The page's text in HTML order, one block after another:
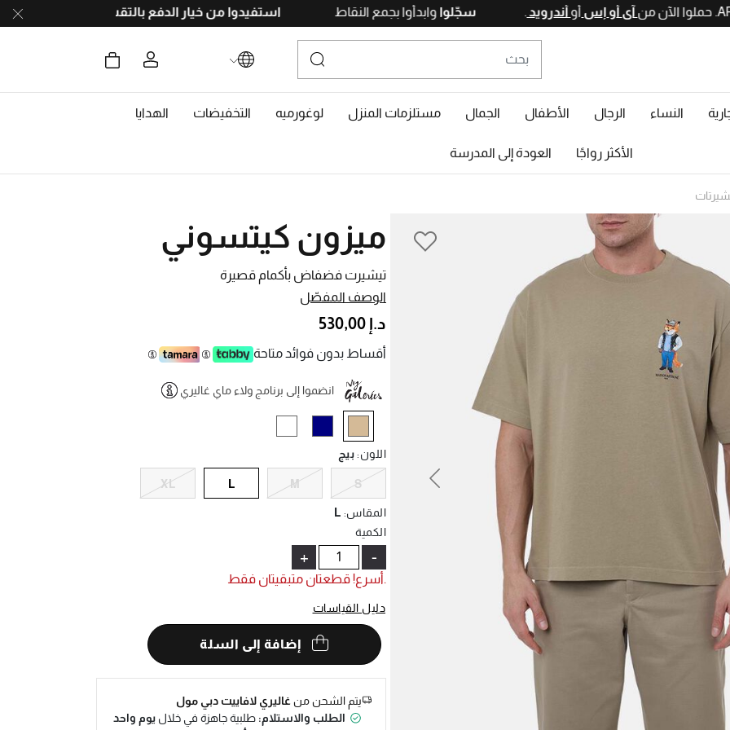
آي أو إسأوأندرويد .سجّلواوابدأوا بجمع النقاطاستفيدوا من خيار الدفع بالتقسيط
النساء الرجال الأطفال الجمال مستلزمات المنزل لوغورميه التخفيضات الهدايا
الأكثر رواجًا العودة إلى المدرسة
Previous
تيشيرت فضفاض بأكمام قصيرة
ميزون كيتسوني
الوصف المفصّل
د.إ 530,00
أقساط بدون فوائد متاحة
انضموا إلى برنامج ولاء ماي غاليري
selectedاللون:بيج
S
M
L
XL
المقاس:
L
الكمية
-
+
.أسرع! قطعتان متبقيتان فقط
دليل القياسات
إضافة إلى السلة
يتم الشحن منغاليري لافاييت دبي مول
الطلب والاستلام:طلبية جاهزة في خلاليوم واحد